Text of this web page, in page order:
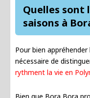
Quelles sont
saisons à
Pour bien
nécessaire de
rythment la vie en
Bien que Bora Bora